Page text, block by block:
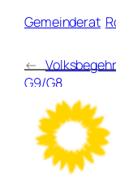
Gemeinderat
←
G9/G8